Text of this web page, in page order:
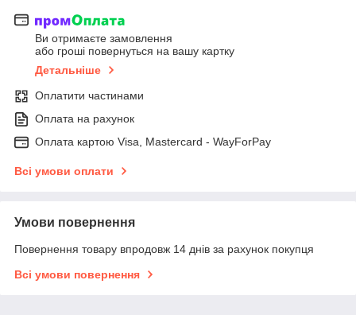
Ви отримаєте замовлення
або гроші повернуться на вашу картку
Детальніше
Оплатити частинами
Оплата на рахунок
Оплата картою Visa, Mastercard - WayForPay
Всі умови оплати
Умови повернення
Повернення товару впродовж 14 днів за рахунок покупця
Всі умови повернення